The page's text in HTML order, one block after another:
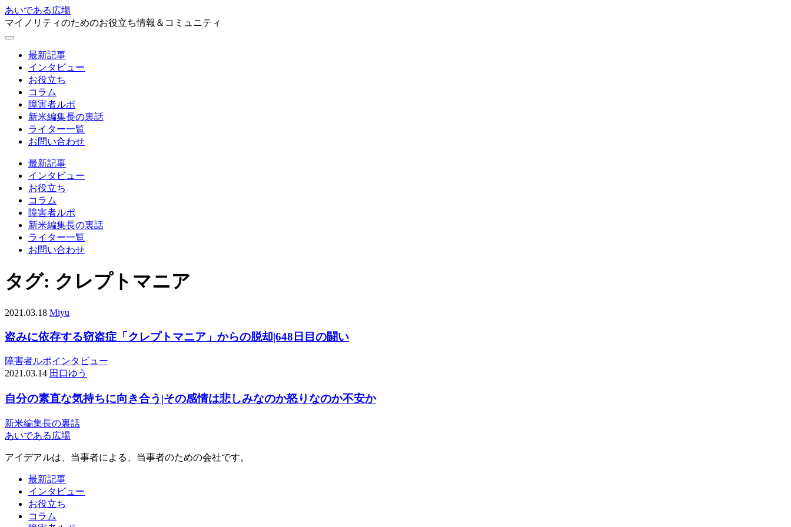
あいである広場
マイノリティのためのお役立ち情報＆コミュニティ
最新記事
インタビュー
お役立ち
コラム
障害者ルポ
新米編集長の裏話
ライター一覧
お問い合わせ
最新記事
インタビュー
お役立ち
コラム
障害者ルポ
新米編集長の裏話
ライター一覧
お問い合わせ
タグ: クレプトマニア
2021.03.18 Miyu
盗みに依存する窃盗症「クレプトマニア」からの脱却|648日目の闘い
障害者ルポインタビュー
2021.03.14 田口ゆう
自分の素直な気持ちに向き合う|その感情は悲しみなのか怒りなのか不安か
新米編集長の裏話
あいである広場
アイデアルは、当事者による、当事者のための会社です。
最新記事
インタビュー
お役立ち
コラム